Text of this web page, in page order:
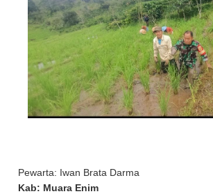
Pewarta: Iwan Brata Darma
Kab: Muara Enim